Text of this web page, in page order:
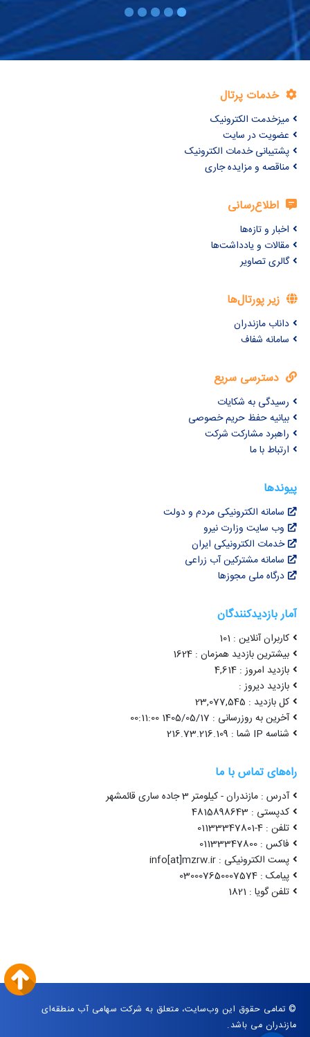
خدمات پرتال
میزخدمت الکترونیک
عضویت در سایت
پشتیبانی خدمات الکترونیک
مناقصه و مزایده جاری
اطلاع‌رسانی
اخبار و تازه‌ها
مقالات و یادداشت‌ها
گالری تصاویر
زیر پورتال‌ها
داناب مازندران
سامانه شفاف
دسترسی سریع
رسیدگی به شکایات
بیانیه حفظ حریم خصوصی
راهبرد مشارکت شرکت
ارتباط با ما
پیوندها
سامانه الکترونیکی مردم و دولت
وب سایت وزارت نیرو
خدمات الکترونیکی ایران
سامانه مشترکین آب زراعی
درگاه ملی مجوزها
آمار بازدیدکنندگان
کاربران آنلاین : 101
بیشترین بازدید همزمان : 1624
بازدید امروز : 4,614
بازدید دیروز :
کل بازدید : 23,077,545
آخرین به روزرسانی : 1405/05/17 00:11:00
شناسه IP شما : 216.73.216.109
راه‌های تماس با ما
آدرس : مازندران - کیلومتر 3 جاده ساری قائمشهر
کدپستی : 4815898643
تلفن : 4-01133347801
فاکس : 01133347800
پست الکترونیکی : info[at]mzrw.ir
پیامک : 030007650007574
تلفن گویا : 1821
© تمامی حقوق این وب‌سایت، متعلق به شرکت سهامی آب منطقه‌ای
مازندران می باشد.